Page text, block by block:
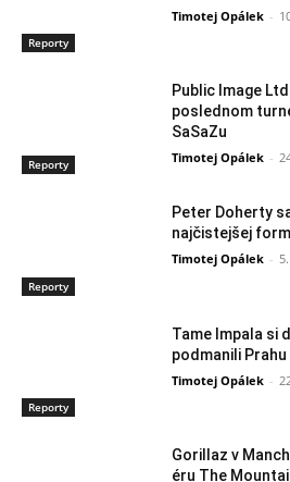
Reporty
Timotej Opálek -
Reporty
Public Image
poslednom
SaSaZu
Timotej Opálek -
Reporty
Peter Doherty
najčistejšej
Timotej Opálek -
Reporty
Tame Impala si
podmanili Prahu
Timotej Opálek -
Gorillaz v
éru The